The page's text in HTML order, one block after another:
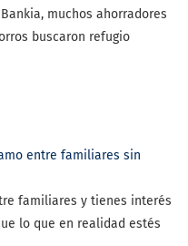
muchos ahorradores
buscaron refugio
entre familiares sin
familiares y tienes interés
lo que en realidad estés